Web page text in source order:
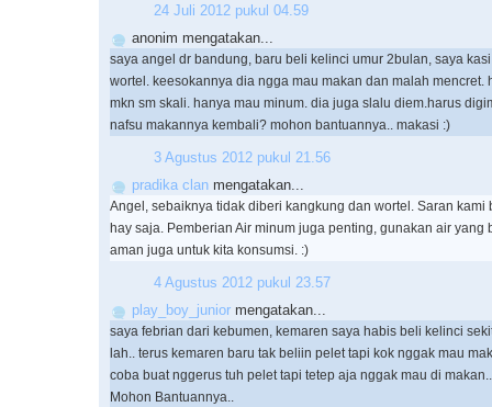
24 Juli 2012 pukul 04.59
anonim mengatakan...
saya angel dr bandung, baru beli kelinci umur 2bulan, saya
wortel. keesokannya dia ngga mau makan dan malah mencret.
mkn sm skali. hanya mau minum. dia juga slalu diem.harus
nafsu makannya kembali? mohon bantuannya.. makasi :)
3 Agustus 2012 pukul 21.56
pradika clan mengatakan...
Angel, sebaiknya tidak diberi kangkung dan wortel. Saran kami
hay saja. Pemberian Air minum juga penting, gunakan air yang
aman juga untuk kita konsumsi. :)
4 Agustus 2012 pukul 23.57
play_boy_junior mengatakan...
saya febrian dari kebumen, kemaren saya habis beli kelinci
lah.. terus kemaren baru tak beliin pelet tapi kok nggak mau
coba buat nggerus tuh pelet tapi tetep aja nggak mau di makan..
Mohon Bantuannya..